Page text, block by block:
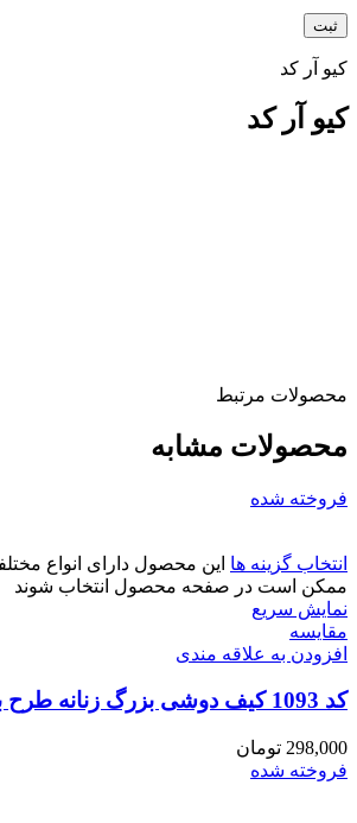
کیو آر کد
کیو آر کد
محصولات مرتبط
محصولات مشابه
فروخته شده
انتخاب گزینه ها این محصول دارای انواع
ممکن است در صفحه محصول انتخاب شوند
نمایش سریع
مقايسه
افزودن به علاقه مندی
کد 1093 کیف دوشی بزرگ زنانه طرح برند
298,000 تومان
فروخته شده